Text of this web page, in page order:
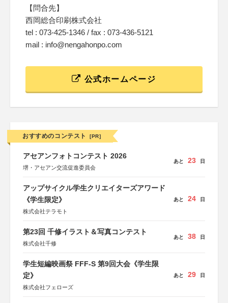
【問合先】
西岡総合印刷株式会社
tel : 073-425-1346 / fax : 073-436-5121
mail : info@nengahonpo.com
公式ホームページ
おすすめのコンテスト [PR]
アセアンフォトコンテスト 2026
堺・アセアン交流促進委員会
あと 23 日
アップサイクル学生クリエイターズアワード
《学生限定》
株式会社テラモト
あと 24 日
第23回 千修イラスト＆写真コンテスト
株式会社千修
あと 38 日
学生短編映画祭 FFF-S 第9回大会《学生限
定》
株式会社フェローズ
あと 29 日